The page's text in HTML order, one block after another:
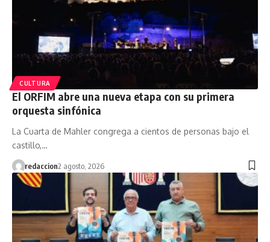
CULTURA
El ORFIM abre una nueva etapa con su primera
orquesta sinfónica
La Cuarta de Mahler congrega a cientos de personas bajo el
castillo,…
redaccion2 agosto, 2026